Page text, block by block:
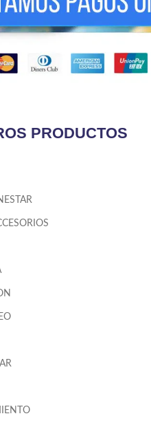
PRODUCTOS